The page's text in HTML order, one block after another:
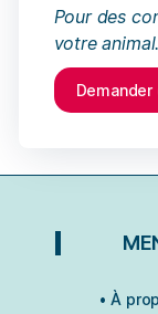
Pour des
votre animal.
• À